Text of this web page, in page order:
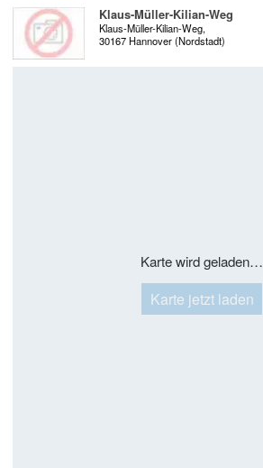
Klaus-Müller-Kilian-Weg
Klaus-Müller-Kilian-Weg,
30167 Hannover (Nordstadt)
Karte wird geladen…
Karte jetzt laden